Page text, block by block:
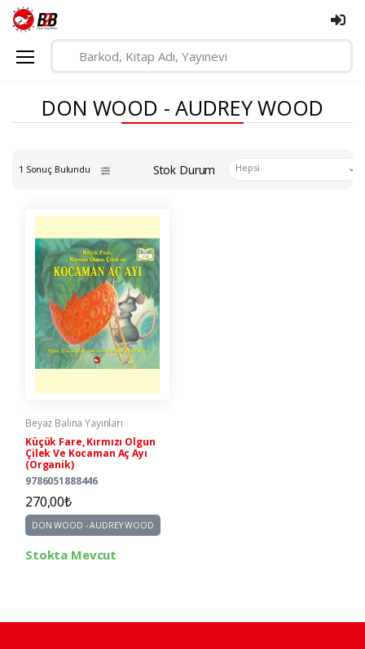
DON WOOD - AUDREY WOOD
1 Sonuç Bulundu Stok Durum Hepsi
Beyaz Balina Yayınları
Küçük Fare, Kırmızı Olgun
Çilek Ve Kocaman Aç Ayı
(Organik)
9786051888446
270,00₺
DON WOOD - AUDREY WOOD
Stokta Mevcut